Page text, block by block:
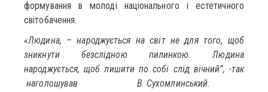
формування в молоді національного і естетичного
світобачення.
«Людина, – народжується на світ не для того, щоб
зникнути безслідною пилинкою. Людина
народжується, щоб лишити по собі слід вічний”, -так
наголошував В. Сухомлинський.